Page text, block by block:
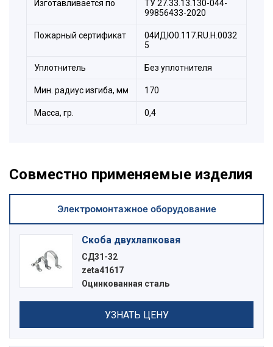
Изготавливается по
ТУ 27.33.13.130-044-
99856433-2020
Пожарный сертификат
04ИДЮ0.117.RU.H.0032
5
Уплотнитель Без уплотнителя
Мин. радиус изгиба, мм 170
Масса, гр. 0,4
Совместно применяемые изделия
Электромонтажное оборудование
Скоба двухлапковая
СД31-32
zeta41617
Оцинкованная сталь
УЗНАТЬ ЦЕНУ